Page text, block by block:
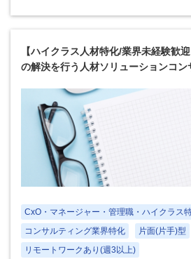
【ハイクラス人材特化/業界未経験歓
の解決を行う人材ソリューションコ
CxO・マネージャー・管理職・ハイクラス
コンサルティング業界特化
片面(片手)型
リモートワークあり(週3以上)